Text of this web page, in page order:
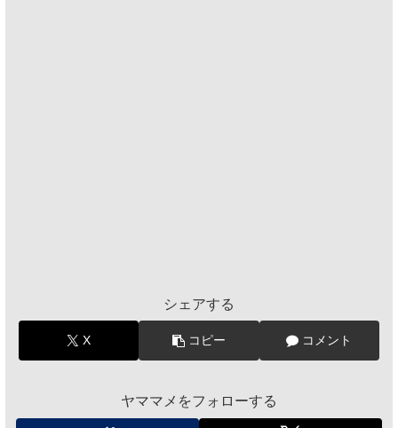
シェアする
X コピー コメント
ヤママメをフォローする